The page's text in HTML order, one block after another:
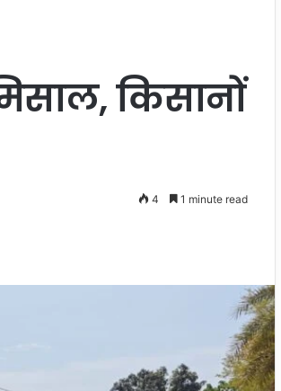
किसानों
4 1 minute read